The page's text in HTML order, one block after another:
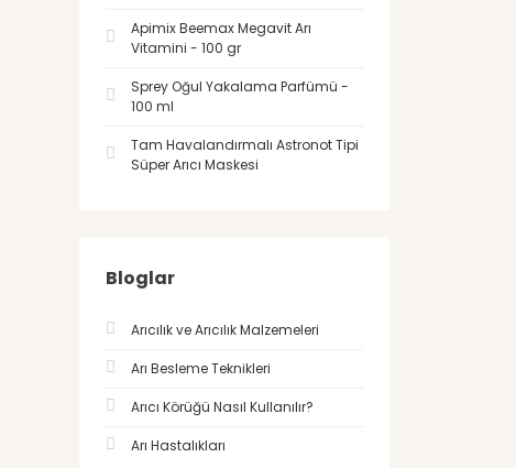
Apimix Beemax Megavit Arı
Vitamini - 100 gr
Sprey Oğul Yakalama Parfümü -
100 ml
Tam Havalandırmalı Astronot Tipi
Süper Arıcı Maskesi
Bloglar
Arıcılık ve Arıcılık Malzemeleri
Arı Besleme Teknikleri
Arıcı Körüğü Nasıl Kullanılır?
Arı Hastalıkları